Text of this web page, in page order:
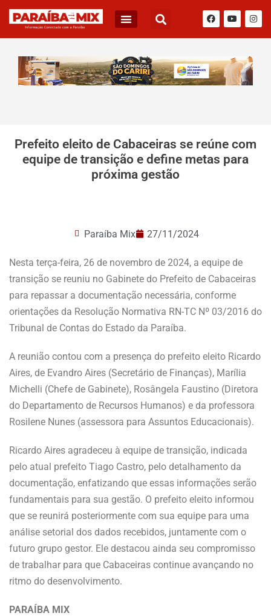
Prefeito eleito de Cabaceiras se reúne com
equipe de transição e define metas para
próxima gestão
Paraíba Mix 27/11/2024
Nesta terça-feira, 26 de novembro de 2024, a equipe de
transição se reuniu no Gabinete do Prefeito de Cabaceiras
para repassar a documentação necessária, conforme
orientações da Resolução Normativa RN-TC Nº 03/2016 do
Tribunal de Contas do Estado da Paraíba.
A reunião contou com a presença do prefeito eleito Ricardo
Aires, de Evandro Aires (Secretário de Finanças), Marília
Michelli (Chefe de Gabinete), Rosângela Faustino (Diretora
do Departamento de Recursos Humanos) e da professora
Rosilene Nunes (assessora para Assuntos Educacionais).
Ricardo Aires agradeceu à equipe de transição, indicada
pelo atual prefeito Tiago Castro, pelo detalhamento da
documentação, enfatizando que essas informações serão
fundamentais para sua gestão. O prefeito eleito informou
que se reunirá posteriormente com sua equipe para uma
análise setorial dos dados recebidos, juntamente com o
futuro grupo gestor. Ele destacou ainda seu compromisso
de trabalhar para que Cabaceiras continue avançando no
ritmo do desenvolvimento.
PARAÍBA MIX